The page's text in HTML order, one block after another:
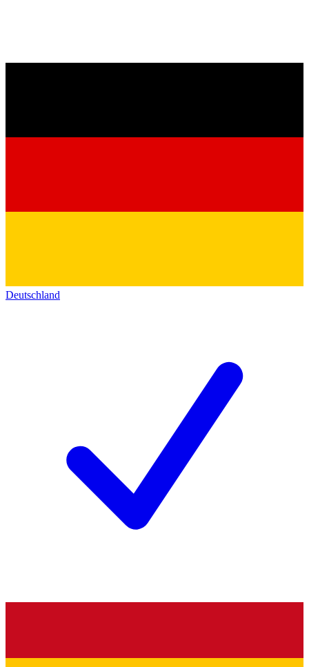
Deutschland